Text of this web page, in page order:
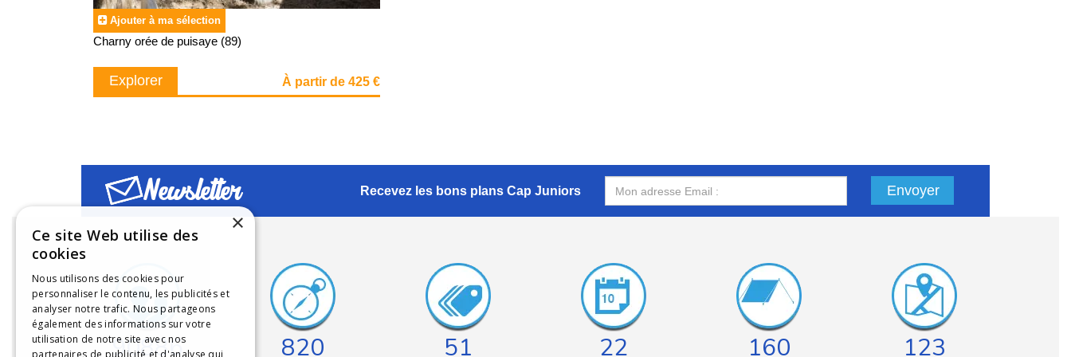
Ajouter à ma sélection
Charny orée de puisaye (89)
Explorer À partir de 425 €
Newsletter Recevez les bons plans Cap Juniors Envoyer
90886 820 51 22 160 123
×
Ce site Web utilise des
cookies
Nous utilisons des cookies pour
personnaliser le contenu, les publicités et
analyser notre trafic. Nous partageons
également des informations sur votre
utilisation de notre site avec nos
partenaires de publicité et d'analyse qui